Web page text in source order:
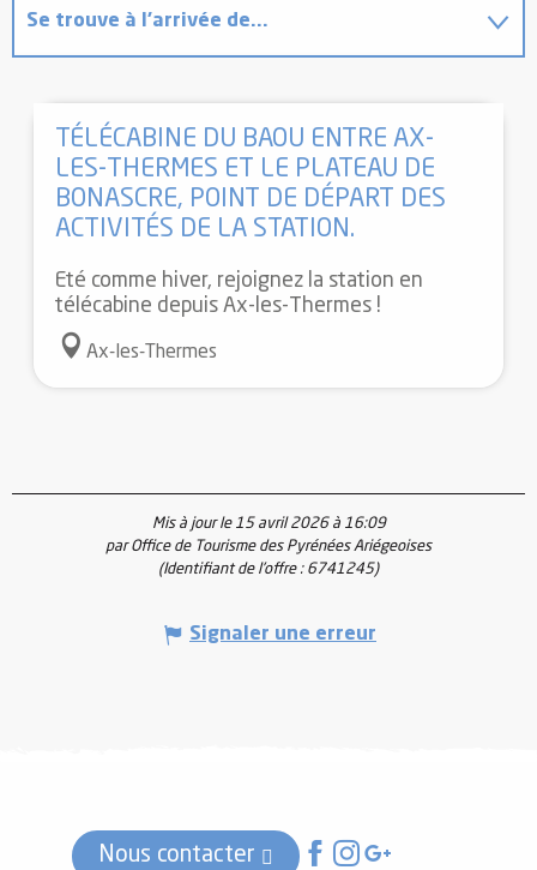
Se trouve à l'arrivée de...
TÉLÉCABINE DU BAOU ENTRE AX-
LES-THERMES ET LE PLATEAU DE
BONASCRE, POINT DE DÉPART DES
ACTIVITÉS DE LA STATION.
Eté comme hiver, rejoignez la station en
télécabine depuis Ax-les-Thermes !
Ax-les-Thermes
Mis à jour le 15 avril 2026 à 16:09
par Office de Tourisme des Pyrénées Ariégeoises
(Identifiant de l'offre : 6741245)
Signaler une erreur
Nous contacter